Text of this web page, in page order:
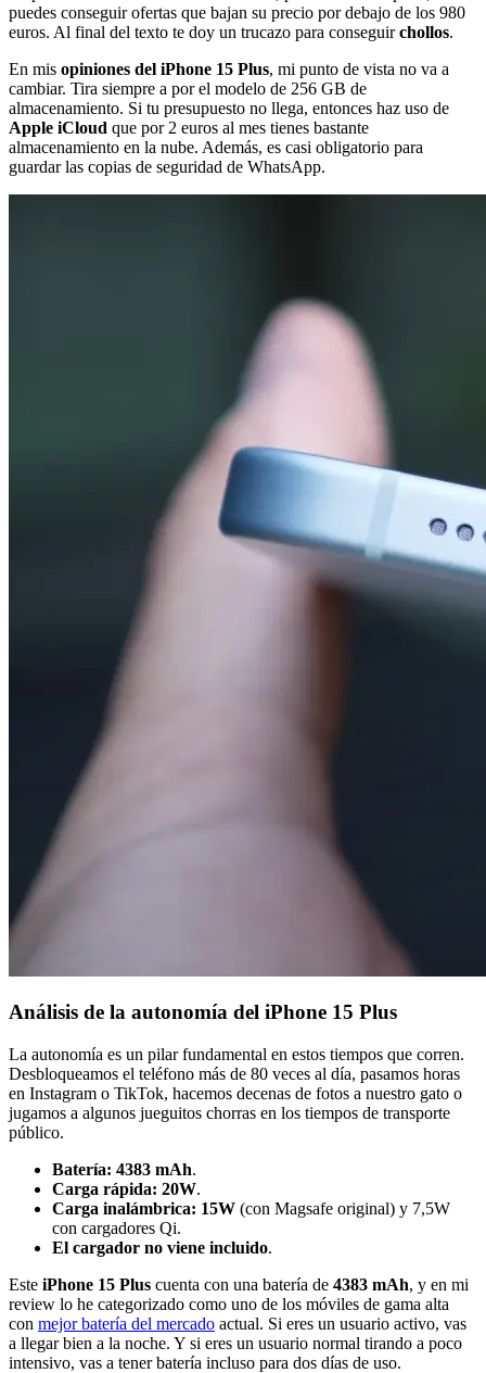
puedes conseguir ofertas que bajan su precio por debajo de los 980
euros. Al final del texto te doy un trucazo para conseguirchollos.
En mis opiniones del iPhone 15 Plus, mi punto de vista no va a
cambiar. Tira siempre a por el modelo de 256 GB de
almacenamiento. Si tu presupuesto no llega, entonces haz uso de
Apple iCloud que por 2 euros al mes tienes bastante
almacenamiento en la nube. Además, es casi obligatorio para
guardar las copias de seguridad de WhatsApp.
Análisis de la autonomía del iPhone 15 Plus
La autonomía es un pilar fundamental en estos tiempos que corren.
Desbloqueamos el teléfono más de 80 veces al día, pasamos horas
en Instagram o TikTok, hacemos decenas de fotos a nuestro gato o
jugamos a algunos jueguitos chorras en los tiempos de transporte
público.
Batería: 4383 mAh.
Carga rápida: 20W.
Carga inalámbrica: 15W (con Magsafe original) y 7,5W
con cargadores Qi.
El cargador no viene incluido.
Este iPhone 15 Plus cuenta con una batería de 4383 mAh, y en mi
review lo he categorizado como uno de los móviles de gama alta
con mejor batería del mercado actual. Si eres un usuario activo, vas
a llegar bien a la noche. Y si eres un usuario normal tirando a poco
intensivo, vas a tener batería incluso para dos días de uso.